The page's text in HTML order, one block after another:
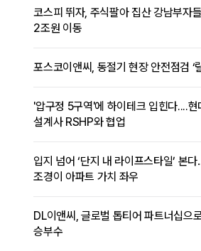
코스피 뛰자, 주식팔아 집산 강남부자
2조원 이동
포스코이앤씨, 동절기 현장 안전점검 ‘
'압구정 5구역'에 하이테크 입힌다....현
설계사 RSHP와 협업
입지 넘어 ‘단지 내 라이프스타일’ 본
조경이 아파트 가치 좌우
DL이앤씨, 글로벌 톱티어 파트너십으
승부수